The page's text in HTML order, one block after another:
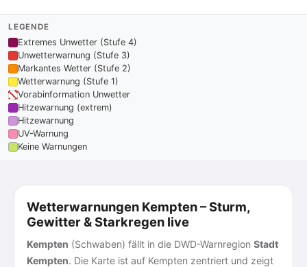
LEGENDE
Extremes Unwetter (Stufe 4)
Unwetterwarnung (Stufe 3)
Markantes Wetter (Stufe 2)
Wetterwarnung (Stufe 1)
Vorabinformation Unwetter
Hitzewarnung (extrem)
Hitzewarnung
UV-Warnung
Keine Warnungen
Wetterwarnungen Kempten – Sturm,
Gewitter & Starkregen live
Kempten (Schwaben) fällt in die DWD-Warnregion Stadt
Kempten. Die Karte ist auf Kempten zentriert und zeigt